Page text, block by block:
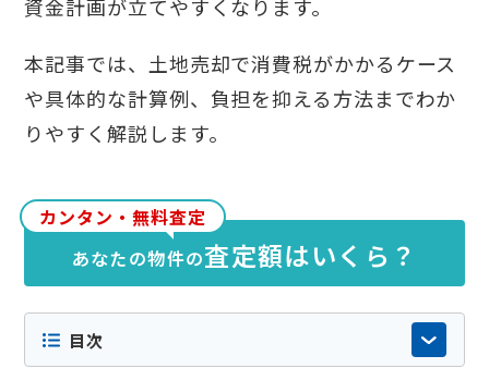
資金計画が立てやすくなります。
本記事では、土地売却で消費税がかかるケース
や具体的な計算例、負担を抑える方法までわか
りやすく解説します。
カンタン・無料査定
あなたの物件の査定額はいくら？
目次